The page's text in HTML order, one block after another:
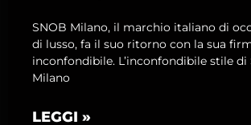
SNOB Milano, il marchio italiano di
di lusso, fa il suo ritorno con la sua
inconfondibile. L’inconfondibile stile di
Milano
LEGGI »